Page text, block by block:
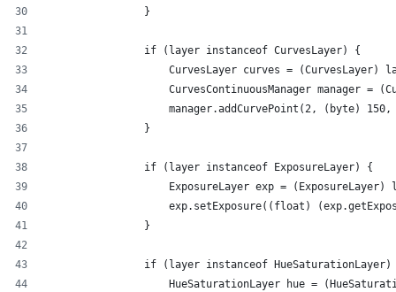
                }
                if (layer instanceof CurvesLayer) {
CurvesLayer curves = (CurvesLayer)
CurvesContinuousManager manager =
manager.addCurvePoint(2, (byte) 150,
                }
                if (layer instanceof ExposureLayer) {
ExposureLayer exp = (ExposureLayer)
exp.setExposure((float)
                }
if (layer instanceof HueSaturationLayer)
HueSaturationLayer hue =